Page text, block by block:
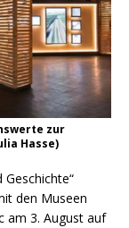
zur
Hasse)
den Museen
am 3. August auf